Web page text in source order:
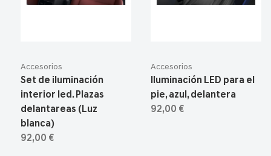
Accesorios
Set de iluminación
interior led. Plazas
delantareas (Luz
blanca)
92,00 €
Accesorios
Iluminación LED para el
pie, azul, delantera
92,00 €